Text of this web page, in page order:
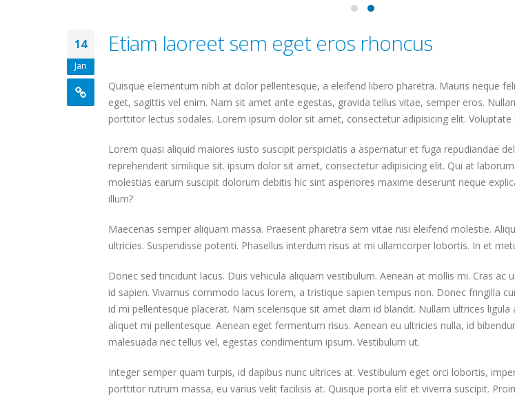
14
Jan
Etiam laoreet sem eget eros rhoncus
Quisque elementum nibh at dolor pellentesque, a eleifend libero pharetra. Mauris neque
eget, sagittis vel enim. Nam sit amet ante egestas, gravida tellus vitae, semper eros.
porttitor lectus sodales. Lorem ipsum dolor sit amet, consectetur adipisicing elit.
Lorem quasi aliquid maiores iusto suscipit perspiciatis a aspernatur et fuga repudiandae
reprehenderit similique sit. ipsum dolor sit amet, consectetur adipisicing elit. Qui at
molestias earum suscipit dolorum debitis hic sint asperiores maxime deserunt neque
illum?
Maecenas semper aliquam massa. Praesent pharetra sem vitae nisi eleifend molestie.
ultricies. Suspendisse potenti. Phasellus interdum risus at mi ullamcorper lobortis. In et
Donec sed tincidunt lacus. Duis vehicula aliquam vestibulum. Aenean at mollis mi. Cras ac
id sapien. Vivamus commodo lacus lorem, a tristique sapien tempus non. Donec fringilla
id mi pellentesque placerat. Nam scelerisque sit amet diam id blandit. Nullam ultrices
aliquet mi pellentesque. Aenean eget fermentum risus. Aenean eu ultricies nulla, id
malesuada nec tellus vel, egestas condimentum ipsum. Vestibulum ut.
Integer semper quam turpis, id dapibus nunc ultrices at. Vestibulum eget orci lobortis,
porttitor rutrum massa, eu varius velit facilisis at. Quisque porta elit et viverra suscipit.